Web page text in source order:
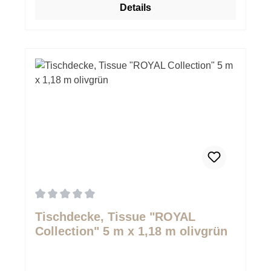
Details
Tischdecke, Tissue "ROYAL
Collection" 5 m x 1,18 m olivgrün